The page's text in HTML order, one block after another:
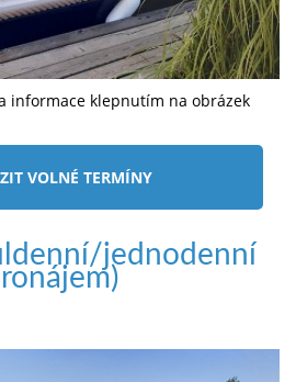
informace klepnutím na obrázek
VOLNÉ TERMÍNY
jednodenní